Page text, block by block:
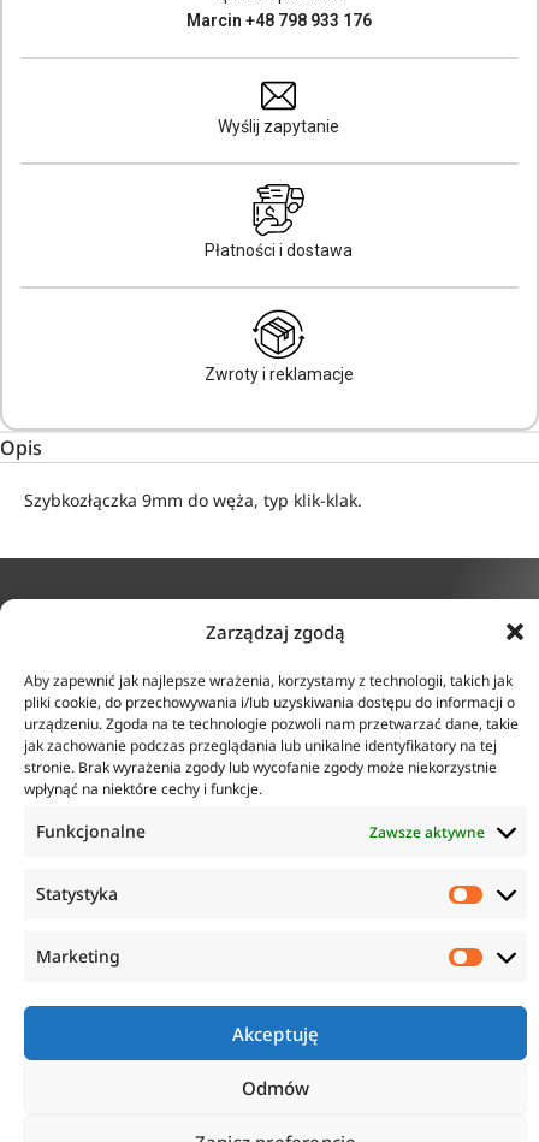
Zarządzaj zgodą
Aby zapewnić jak najlepsze wrażenia, korzystamy z technologii, takich jak
pliki cookie, do przechowywania i/lub uzyskiwania dostępu do informacji o
urządzeniu. Zgoda na te technologie pozwoli nam przetwarzać dane, takie
jak zachowanie podczas przeglądania lub unikalne identyfikatory na tej
stronie. Brak wyrażenia zgody lub wycofanie zgody może niekorzystnie
wpłynąć na niektóre cechy i funkcje.
Funkcjonalne Zawsze aktywne
Statystyka
Marketing
Akceptuję
Odmów
Marcin +48 798 933 176
Wyślij zapytanie
Płatności i dostawa
Zwroty i reklamacje
Opis
Szybkozłączka 9mm do węża, typ klik-klak.
ul. Tarcice 11, 80-718
Gdańsk
+48 58 342 24 15
Biuro czynne w godzinach
8:00-16:00
sklep@anticorr.pl
INFORMACJE
O firmie
Regulamin
Polityka prywatności
Płatność i dostawa
Copyright © 2023 Anticorr. Wszystkie prawa zastrzeżone.
Wykonanie:Netidea.pl